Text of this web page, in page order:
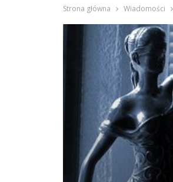
Strona główna Wiadomości